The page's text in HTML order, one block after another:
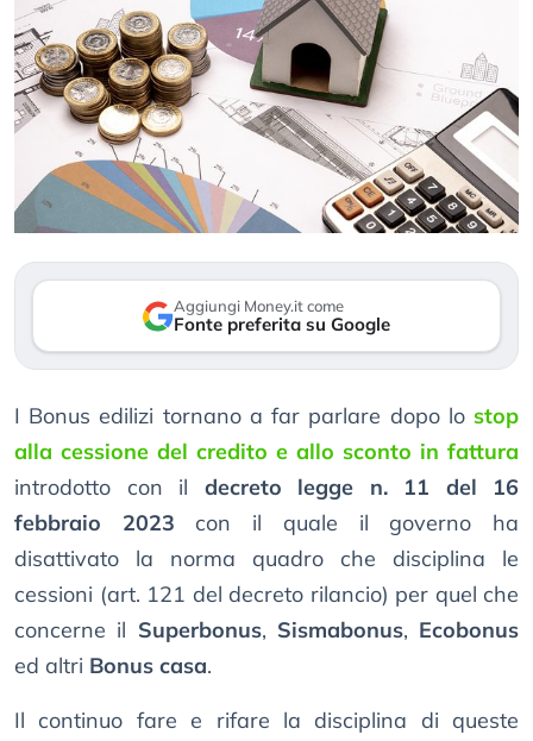
Aggiungi Money.it come
Fonte preferita su Google
I Bonus edilizi tornano a far parlare dopo lo stop
alla cessione del credito e allo sconto in fattura
introdotto con il decreto legge n. 11 del 16
febbraio 2023 con il quale il governo ha
disattivato la norma quadro che disciplina le
cessioni (art. 121 del decreto rilancio) per quel che
concerne il Superbonus, Sismabonus, Ecobonus
ed altri Bonus casa.
Il continuo fare e rifare la disciplina di queste